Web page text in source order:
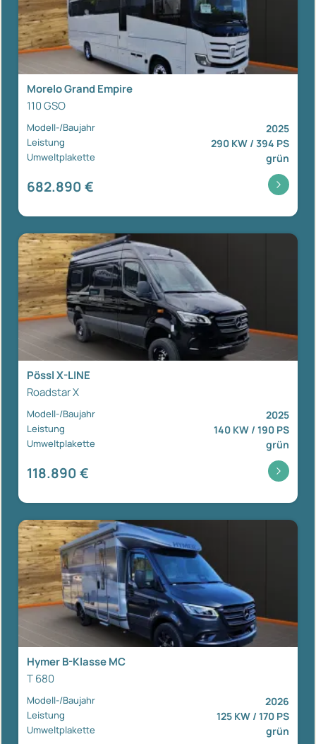
Morelo Grand Empire
110 GSO
Modell-/Baujahr 2025
Leistung 290 KW / 394 PS
Umweltplakette grün
682.890 €
Pössl X-LINE
Roadstar X
Modell-/Baujahr 2025
Leistung 140 KW / 190 PS
Umweltplakette grün
118.890 €
Hymer B-Klasse MC
T 680
Modell-/Baujahr 2026
Leistung 125 KW / 170 PS
Umweltplakette grün